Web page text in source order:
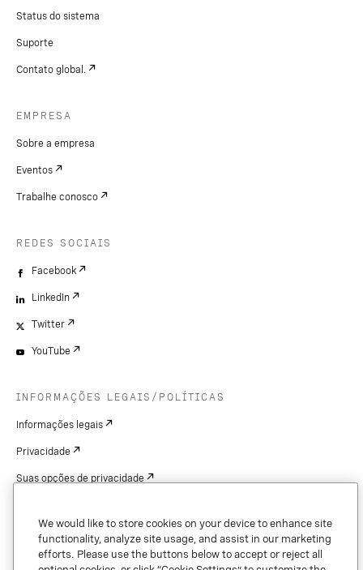
Status do sistema
Suporte
Contato global.
EMPRESA
Sobre a empresa
Eventos
Trabalhe conosco
REDES SOCIAIS
Facebook
LinkedIn
Twitter
YouTube
INFORMAÇÕES LEGAIS/POLÍTICAS
Informações legais
Privacidade
Suas opções de privacidade
Patentes
Copyright
We would like to store cookies on your device to enhance site
functionality, analyze site usage, and assist in our marketing
efforts. Please use the buttons below to accept or reject all